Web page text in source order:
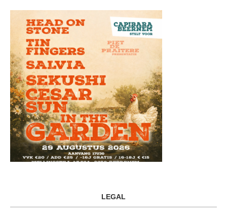
LEGAL